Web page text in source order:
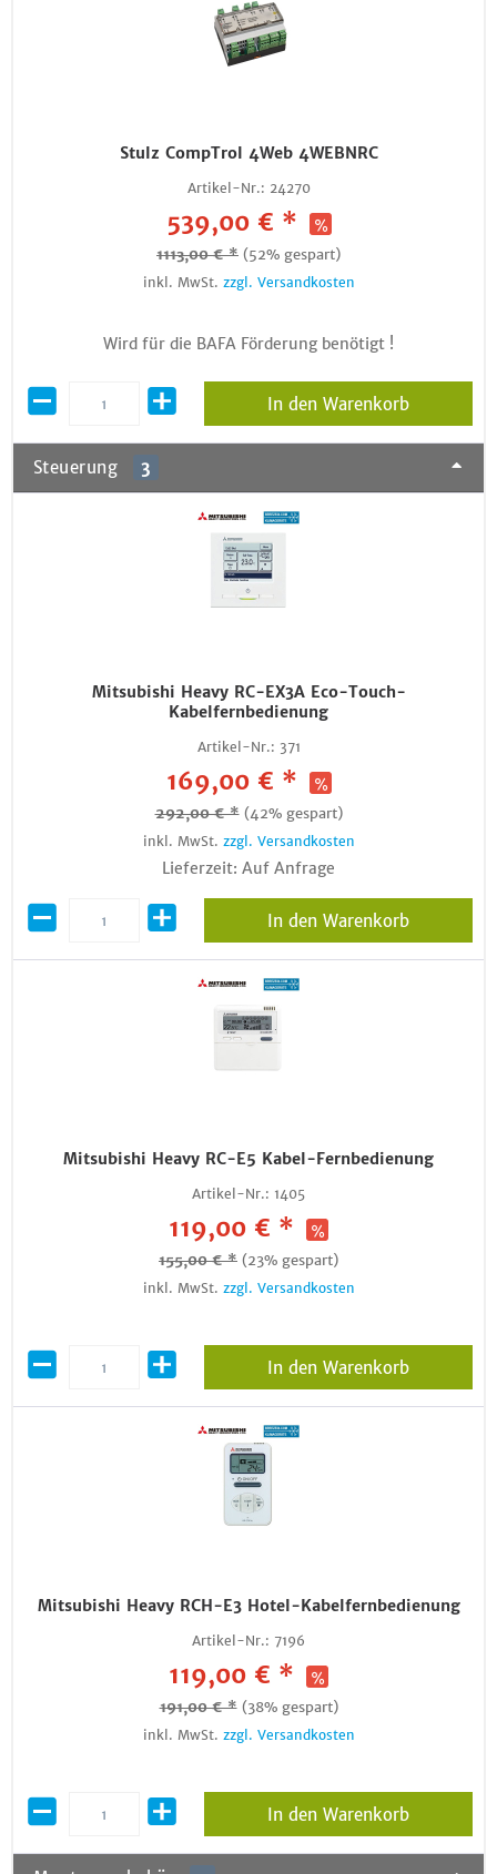
Stulz CompTrol 4Web 4WEBNRC
Artikel-Nr.: 24270
539,00 € *
1113,00 € * (52% gespart)
inkl. MwSt. zzgl. Versandkosten
Wird für die BAFA Förderung benötigt !
In den Warenkorb
Steuerung 3
Mitsubishi Heavy RC-EX3A Eco-Touch-
Kabelfernbedienung
Artikel-Nr.: 371
169,00 € *
292,00 € * (42% gespart)
inkl. MwSt. zzgl. Versandkosten
Lieferzeit: Auf Anfrage
In den Warenkorb
Mitsubishi Heavy RC-E5 Kabel-Fernbedienung
Artikel-Nr.: 1405
119,00 € *
155,00 € * (23% gespart)
inkl. MwSt. zzgl. Versandkosten
In den Warenkorb
Mitsubishi Heavy RCH-E3 Hotel-Kabelfernbedienung
Artikel-Nr.: 7196
119,00 € *
191,00 € * (38% gespart)
inkl. MwSt. zzgl. Versandkosten
In den Warenkorb